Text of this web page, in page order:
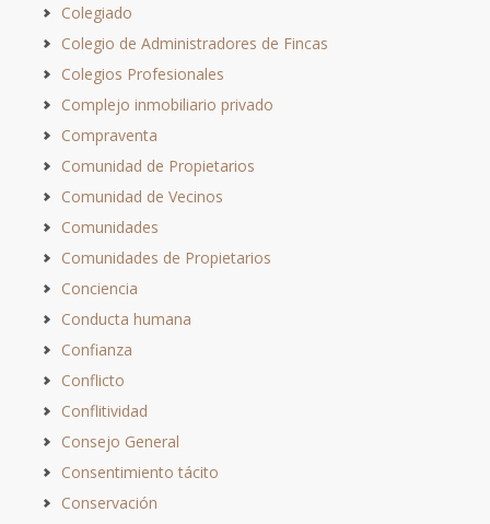
Colegiado
Colegio de Administradores de Fincas
Colegios Profesionales
Complejo inmobiliario privado
Compraventa
Comunidad de Propietarios
Comunidad de Vecinos
Comunidades
Comunidades de Propietarios
Conciencia
Conducta humana
Confianza
Conflicto
Conflitividad
Consejo General
Consentimiento tácito
Conservación